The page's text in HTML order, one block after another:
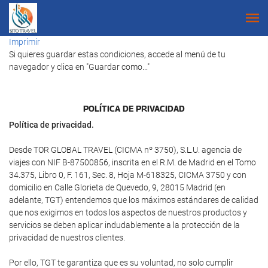
Imprimir
Si quieres guardar estas condiciones, accede al menú de tu
navegador y clica en "Guardar como..."
POLÍTICA DE PRIVACIDAD
Política de privacidad.
Desde TOR GLOBAL TRAVEL (CICMA nº 3750), S.L.U. agencia de
viajes con NIF B-87500856, inscrita en el R.M. de Madrid en el Tomo
34.375, Libro 0, F. 161, Sec. 8, Hoja M-618325, CICMA 3750 y con
domicilio en Calle Glorieta de Quevedo, 9, 28015 Madrid (en
adelante, TGT) entendemos que los máximos estándares de calidad
que nos exigimos en todos los aspectos de nuestros productos y
servicios se deben aplicar indudablemente a la protección de la
privacidad de nuestros clientes.
Por ello, TGT te garantiza que es su voluntad, no solo cumplir